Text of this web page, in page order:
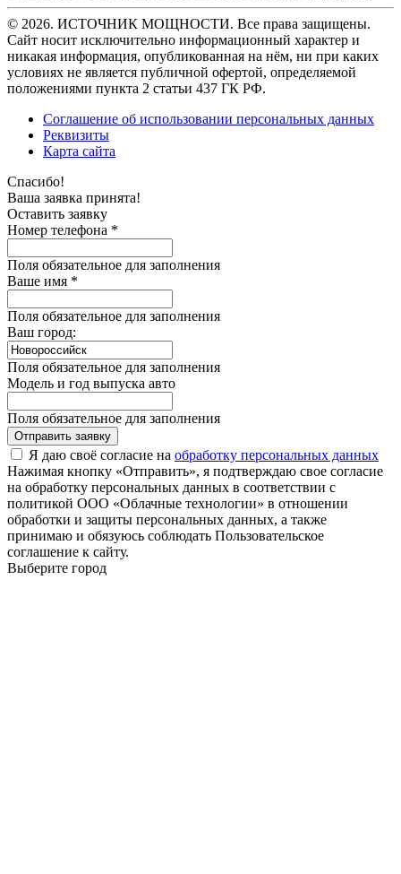
© 2026. ИСТОЧНИК МОЩНОСТИ. Все права защищены.
Сайт носит исключительно информационный характер и
никакая информация, опубликованная на нём, ни при каких
условиях не является публичной офертой, определяемой
положениями пункта 2 статьи 437 ГК РФ.
Соглашение об использовании персональных данных
Реквизиты
Карта сайта
Спасибо!
Ваша заявка принята!
Оставить заявку
Номер телефона *
Поля обязательное для заполнения
Ваше имя *
Поля обязательное для заполнения
Ваш город:
Поля обязательное для заполнения
Модель и год выпуска авто
Поля обязательное для заполнения
Отправить заявку
Я даю своё согласие на обработку персональных данных
Нажимая кнопку «Отправить», я подтверждаю свое согласие
на обработку персональных данных в соответствии с
политикой ООО «Облачные технологии» в отношении
обработки и защиты персональных данных, а также
принимаю и обязуюсь соблюдать Пользовательское
соглашение к сайту.
Выберите город